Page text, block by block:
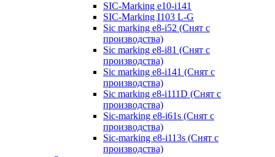
SIC-Marking e10-i141
SIC-Marking I103 L-G
Sic marking e8-i52 (Снят с
производства)
Sic marking e8-i81 (Снят с
производства)
Sic marking e8-i141 (Снят с
производства)
Sic marking e8-i111D (Снят с
производства)
Sic-marking e8-i61s (Снят с
производства)
Sic-marking e8-i113s (Снят с
производства)